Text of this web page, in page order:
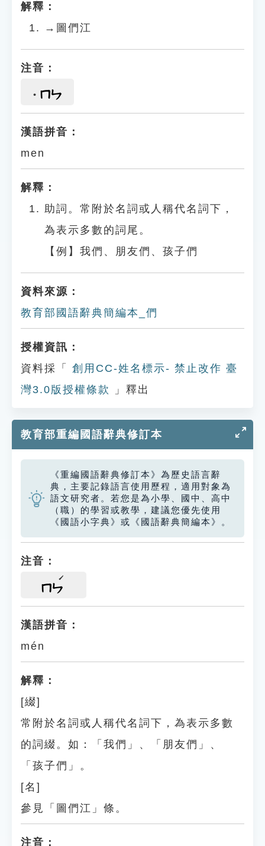
解釋：
→圖們江
注音：
ㄇㄣ
漢語拼音：
men
解釋：
助詞。常附於名詞或人稱代名詞下，
為表示多數的詞尾。
【例】我們、朋友們、孩子們
資料來源：
教育部國語辭典簡編本_們
授權資訊：
資料採「
創用CC-姓名標示- 禁止改作 臺
灣3.0版授權條款
」釋出
教育部重編國語辭典修訂本
《重編國語辭典修訂本》為歷史語言辭
典，主要記錄語言使用歷程，適用對象為
語文研究者。若您是為小學、國中、高中
（職）的學習或教學，建議您優先使用
《國語小字典》或《國語辭典簡編本》。
注音：
ㄇㄣ
漢語拼音：
mén
解釋：
[綴]
常附於名詞或人稱代名詞下，為表示多數
的詞綴。如：「我們」、「朋友們」、
「孩子們」。
[名]
參見「圖們江」條。
注音：